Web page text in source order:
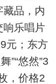
品，内
响乐唱片
元；东方
”“悠然”3
，价格2